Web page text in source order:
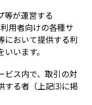
等が運営する
用者向けの各種サ
において提供する利
います。
ビス内で、取引の対
する者（上記⑶に掲